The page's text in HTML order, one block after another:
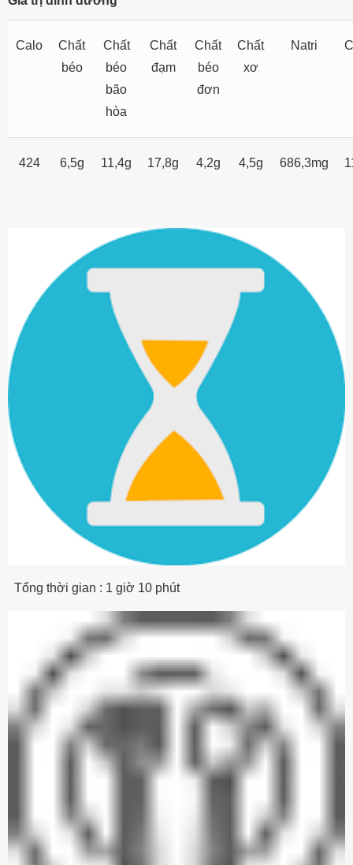
Calo
Chất
béo
Chất
béo
bão
hòa
Chất
đạm
Chất
béo
đơn
Chất
xơ
Natri
424 6,5g 11,4g 17,8g 4,2g 4,5g 686,3mg
Tổng thời gian : 1 giờ 10 phút